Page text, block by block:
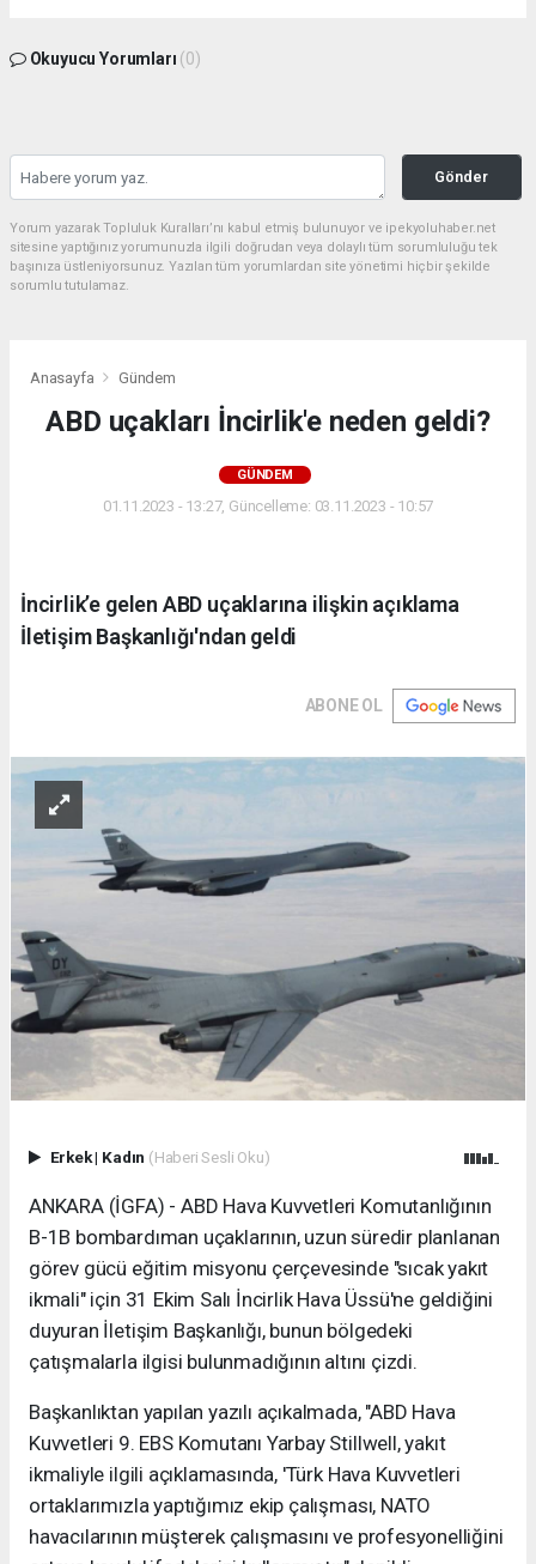
Okuyucu Yorumları (0)
Gönder
Yorum yazarak Topluluk Kuralları’nı kabul etmiş bulunuyor ve ipekyoluhaber.net
sitesine yaptığınız yorumunuzla ilgili doğrudan veya dolaylı tüm sorumluluğu tek
başınıza üstleniyorsunuz. Yazılan tüm yorumlardan site yönetimi hiçbir şekilde
sorumlu tutulamaz.
Anasayfa Gündem
ABD uçakları İncirlik'e neden geldi?
GÜNDEM
01.11.2023 - 13:27, Güncelleme: 03.11.2023 - 10:57
İncirlik’e gelen ABD uçaklarına ilişkin açıklama
İletişim Başkanlığı'ndan geldi
ABONE OL
Erkek| Kadın (Haberi Sesli Oku)
ANKARA (İGFA) - ABD Hava Kuvvetleri Komutanlığının
B-1B bombardıman uçaklarının, uzun süredir planlanan
görev gücü eğitim misyonu çerçevesinde "sıcak yakıt
ikmali" için 31 Ekim Salı İncirlik Hava Üssü'ne geldiğini
duyuran İletişim Başkanlığı, bunun bölgedeki
çatışmalarla ilgisi bulunmadığının altını çizdi.
Başkanlıktan yapılan yazılı açıkalmada, "ABD Hava
Kuvvetleri 9. EBS Komutanı Yarbay Stillwell, yakıt
ikmaliyle ilgili açıklamasında, 'Türk Hava Kuvvetleri
ortaklarımızla yaptığımız ekip çalışması, NATO
havacılarının müşterek çalışmasını ve profesyonelliğini